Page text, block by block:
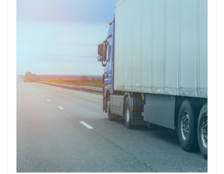
spontanée
Votre nom
Votre e-mail
Numéro de téléphone